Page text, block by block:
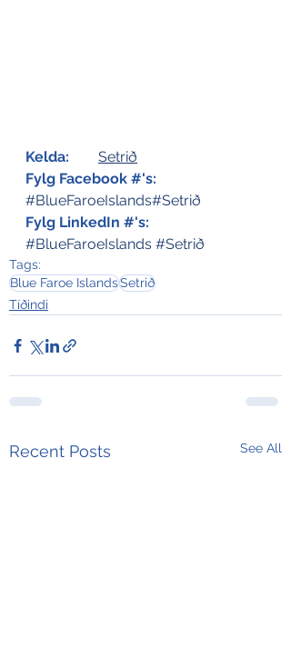
Kelda:
Setrið
Fylg Facebook #'s:
#BlueFaroeIslands#Setrið
Fylg LinkedIn #'s:
#BlueFaroeIslands #Setrið
Tags:
Blue Faroe IslandsSetrið
Tíðindi
Recent Posts See All